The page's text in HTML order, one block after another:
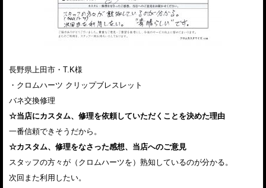
長野県上田市・T.K様
・クロムハーツ クリップブレスレット
バネ交換修理
☆当店にカスタム、修理を依頼していただくことを決めた理由
一番信頼できそうだから。
☆カスタム、修理をなさった感想、当店へのご意見
スタッフの方々が（クロムハーツを）熟知しているのが分かる。
次回また利用したい。